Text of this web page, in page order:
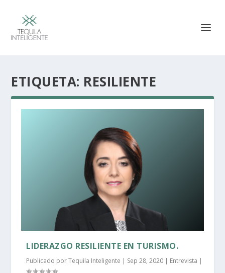
ETIQUETA: RESILIENTE
LIDERAZGO RESILIENTE EN TURISMO.
Publicado porTequila Inteligente | Sep 28, 2020 | Entrevista |